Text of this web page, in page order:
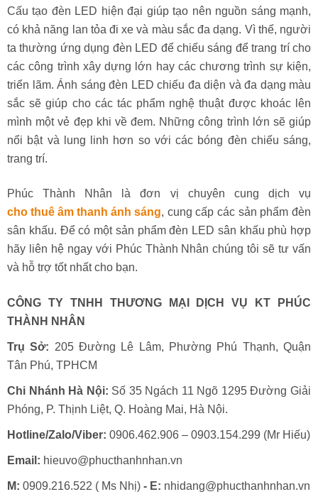
Cấu tạo đèn LED hiện đại giúp tạo nên nguồn sáng mạnh,
có khả năng lan tỏa đi xe và màu sắc đa dạng. Vì thế, người
ta thường ứng dụng đèn LED để chiếu sáng để trang trí cho
các công trình xây dựng lớn hay các chương trình sự kiện,
triển lãm. Ánh sáng đèn LED chiếu đa diện và đa dạng màu
sắc sẽ giúp cho các tác phẩm nghệ thuật được khoác lên
mình một vẻ đẹp khi về đem. Những công trình lớn sẽ giúp
nổi bật và lung linh hơn so với các bóng đèn chiếu sáng,
trang trí.
Phúc Thành Nhân là đơn vị chuyên cung dịch vụ
cho thuê âm thanh ánh sáng, cung cấp các sản phẩm đèn
sân khấu. Để có một sản phẩm đèn LED sân khấu phù hợp
hãy liên hệ ngay với Phúc Thành Nhân chúng tôi sẽ tư vấn
và hỗ trợ tốt nhất cho bạn.
CÔNG TY TNHH THƯƠNG MẠI DỊCH VỤ KT PHÚC
THÀNH NHÂN
Trụ Sở: 205 Đường Lê Lâm, Phường Phú Thạnh, Quận
Tân Phú, TPHCM
Chi Nhánh Hà Nội: Số 35 Ngách 11 Ngõ 1295 Đường Giải
Phóng, P. Thịnh Liệt, Q. Hoàng Mai, Hà Nội.
Hotline/Zalo/Viber: 0906.462.906 – 0903.154.299 (Mr Hiếu)
Email: hieuvo@phucthanhnhan.vn
M: 0909.216.522 ( Ms Nhị) - E: nhidang@phucthanhnhan.vn